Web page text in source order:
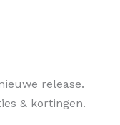
release.
& kortingen.